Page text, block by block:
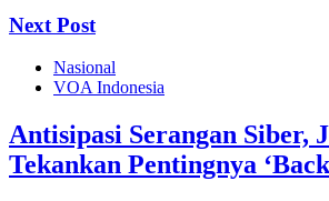
Next Post
Nasional
VOA Indonesia
Antisipasi Serangan Siber,
Tekankan Pentingnya